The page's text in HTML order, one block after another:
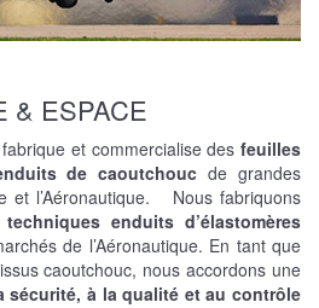
& ESPACE
fabrique et commercialise desfeuilles
de caoutchouc de grandes
et l’Aéronautique. Nous fabriquons
enduits d’élastomères
de l’Aéronautique. En tant que
caoutchouc, nous accordons une
sécurité, à la qualité et au contrôle